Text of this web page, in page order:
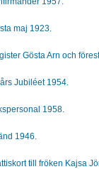
maj 1923.
Gösta Arn och
Jubiléet 1954.
1958.
1946.
till fröken Kajsa